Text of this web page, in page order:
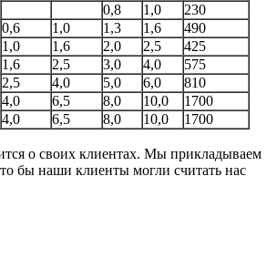
0,8 1,0
230
0,6 1,0 1,3 1,6
490
1,0 1,6 2,0 2,5
425
1,6 2,5 3,0 4,0
575
2,5 4,0 5,0 6,0
810
4,0 6,5 8,0 10,0
1700
4,0 6,5 8,0 10,0 1700
о своих клиентах. Мы прикладываем
бы наши клиенты могли считать нас